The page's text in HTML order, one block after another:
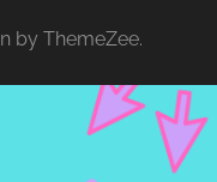
by ThemeZee.